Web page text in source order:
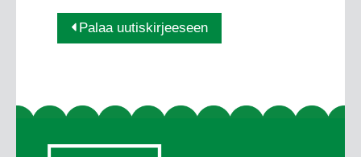
Palaa uutiskirjeeseen